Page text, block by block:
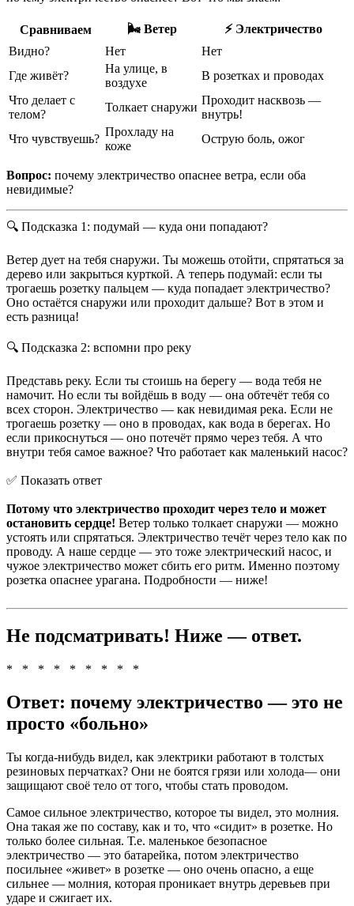
Сравниваем 🌬 Ветер
⚡ Электричество
Видно?
Нет
Нет
Где живёт?
На улице, в
воздухе
В розетках и проводах
Что делает с
телом?
Толкает снаружи
Проходит насквозь —
внутрь!
Что чувствуешь?
Прохладу на
коже
Острую боль, ожог
Вопрос: почему электричество опаснее ветра, если оба
невидимые?
🔍 Подсказка 1: подумай — куда они попадают?
Ветер дует на тебя снаружи. Ты можешь отойти, спрятаться за
дерево или закрыться курткой. А теперь подумай: если ты
трогаешь розетку пальцем — куда попадает электричество?
Оно остаётся снаружи или проходит дальше? Вот в этом и
есть разница!
🔍 Подсказка 2: вспомни про реку
Представь реку. Если ты стоишь на берегу — вода тебя не
намочит. Но если ты войдёшь в воду — она обтечёт тебя со
всех сторон. Электричество — как невидимая река. Если не
трогаешь розетку — оно в проводах, как вода в берегах. Но
если прикоснуться — оно потечёт прямо через тебя. А что
внутри тебя самое важное? Что работает как маленький насос?
✅ Показать ответ
Потому что электричество проходит через тело и может
остановить сердце! Ветер только толкает снаружи — можно
устоять или спрятаться. Электричество течёт через тело как по
проводу. А наше сердце — это тоже электрический насос, и
чужое электричество может сбить его ритм. Именно поэтому
розетка опаснее урагана. Подробности — ниже!
Не подсматривать! Ниже — ответ.
* * * * * * * * *
Ответ: почему электричество — это не
просто «больно»
Ты когда-нибудь видел, как электрики работают в толстых
резиновых перчатках? Они не боятся грязи или холода— они
защищают своё тело от того, чтобы стать проводом.
Самое сильное электричество, которое ты видел, это молния.
Она такая же по составу, как и то, что «сидит» в розетке. Но
только более сильная. Т.е. маленькое безопасное
электричество — это батарейка, потом электричество
посильнее «живет» в розетке — оно очень опасно, а еще
сильнее — молния, которая проникает внутрь деревьев при
ударе и сжигает их.